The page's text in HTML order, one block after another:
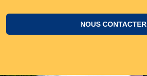
NOUS CONTACTER